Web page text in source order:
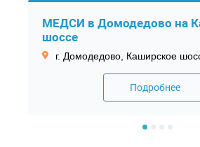
МЕДСИ в Домодедово на
шоссе
г. Домодедово, Каширское
Подробнее